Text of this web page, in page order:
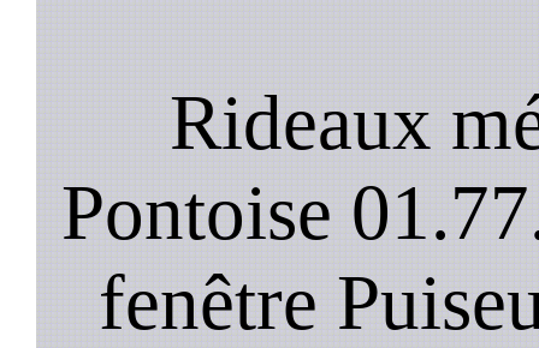
Rideaux
Pontoise
fenêtre